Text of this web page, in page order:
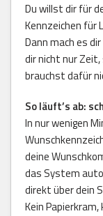
Du willst dir für
Kennzeichen für
Dann mach es
dir nicht nur Zeit,
brauchst dafür
So läuft’s ab:
In nur wenigen
deine
das System
direkt über dein
Kein